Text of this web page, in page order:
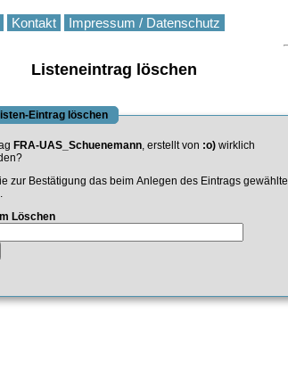
Kontakt Impressum / Datenschutz
Listeneintrag löschen
Eintrag löschen
FRA-UAS_Schuenemann, erstellt von :o) wirklich
zur Bestätigung das beim Anlegen des Eintrags gewählte
Löschen